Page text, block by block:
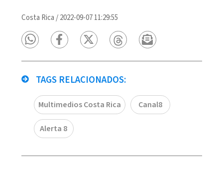
Costa Rica /2022-09-07 11:29:55
TAGS RELACIONADOS:
Multimedios Costa Rica Canal8
Alerta 8